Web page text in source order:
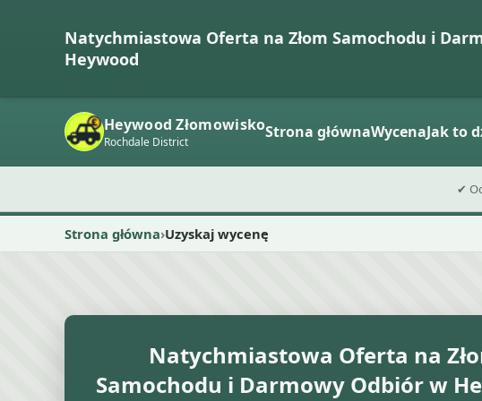
Natychmiastowa Oferta na Złom Samochodu i
Heywood
Heywood Złomowisko
Rochdale District Strona głównaWycenaJak to
✔
Strona główna Uzyskaj wycenę
Natychmiastowa Oferta na
Samochodu i Darmowy Odbiór w